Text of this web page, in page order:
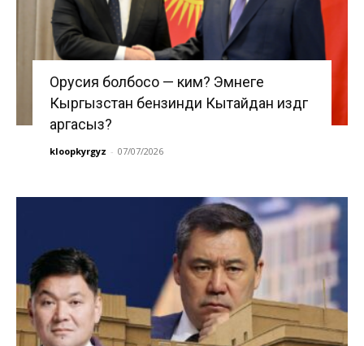
Орусия болбосо — ким? Эмнеге
Кыргызстан бензинди Кытайдан издөөгө
аргасыз?
kloopkyrgyz - 07/07/2026